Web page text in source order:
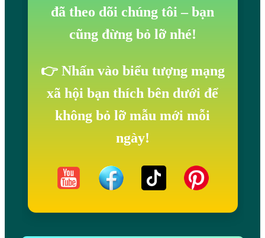
đã theo dõi chúng tôi – bạn
cũng đừng bỏ lỡ nhé!
👉 Nhấn vào biểu tượng mạng
xã hội bạn thích bên dưới để
không bỏ lỡ mẫu mới mỗi
ngày!